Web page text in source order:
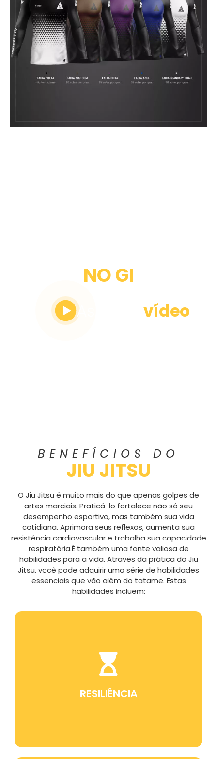
NO GI
Assita o vídeo
BENEFÍCIOS DO
JIU JITSU
O Jiu Jitsu é muito mais do que apenas golpes de
artes marciais. Praticá-lo fortalece não só seu
desempenho esportivo, mas também sua vida
cotidiana. Aprimora seus reflexos, aumenta sua
resistência cardiovascular e trabalha sua capacidade
respiratória.É também uma fonte valiosa de
habilidades para a vida. Através da prática do Jiu
Jitsu, você pode adquirir uma série de habilidades
essenciais que vão além do tatame. Estas
habilidades incluem:
RESILIÊNCIA
Jiu Jitsu ensina a perseverança diante dos
desafios, o que é uma habilidade
vida.